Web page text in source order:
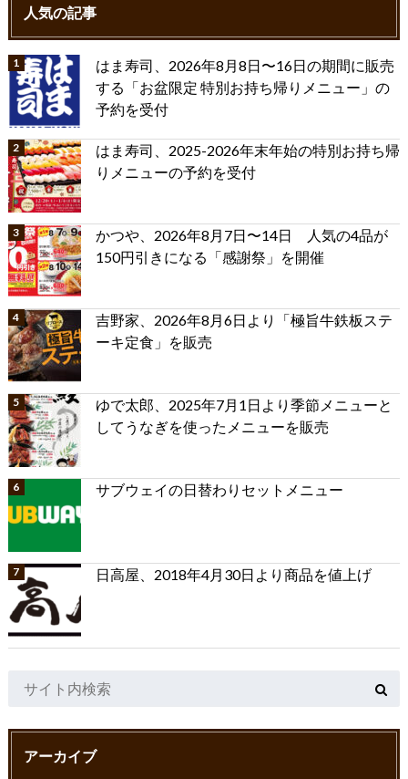
人気の記事
はま寿司、2026年8月8日〜16日の期間に販売
する「お盆限定 特別お持ち帰りメニュー」の
予約を受付
はま寿司、2025-2026年末年始の特別お持ち帰
りメニューの予約を受付
かつや、2026年8月7日〜14日 人気の4品が
150円引きになる「感謝祭」を開催
吉野家、2026年8月6日より「極旨牛鉄板ステ
ーキ定食」を販売
ゆで太郎、2025年7月1日より季節メニューと
してうなぎを使ったメニューを販売
サブウェイの日替わりセットメニュー
日高屋、2018年4月30日より商品を値上げ
アーカイブ